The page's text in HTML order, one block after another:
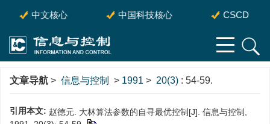
中文核心 中国科技核心 CSCD
文章导航 > 信息与控制 > 1991 > 20(3) : 54-59.
引用本文: 赵德元. 大林算法参数的自寻最优控制[J]. 信息与控制,